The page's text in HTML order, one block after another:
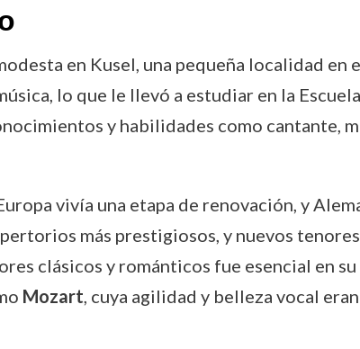
en Kusel, una pequeña localidad en
lo que le llevó a estudiar en la
y habilidades como cantante,
vivía una etapa de renovación, y
más prestigiosos, y nuevos
clásicos y románticos fue esencial en
Mozart, cuya agilidad y belleza vocal